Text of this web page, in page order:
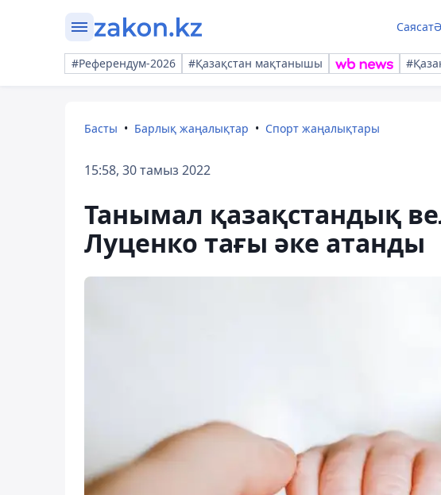
Саясат
#Референдум-2026 #Қазақстан мақтанышы
Басты Барлық жаңалықтар Спорт жаңалықтары
15:58, 30 тамыз 2022
Танымал қазақстандық
Луценко тағы әке атанды